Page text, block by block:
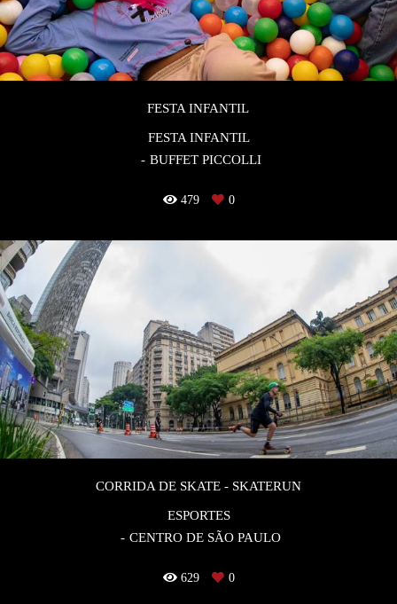
FESTA INFANTIL
FESTA INFANTIL
BUFFET PICCOLLI
479 0
CORRIDA DE SKATE - SKATERUN
ESPORTES
CENTRO DE SÃO PAULO
629 0